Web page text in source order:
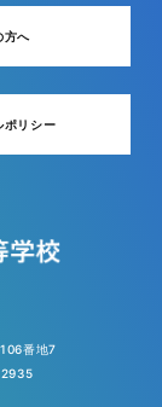
方へ
ポリシー
番地7